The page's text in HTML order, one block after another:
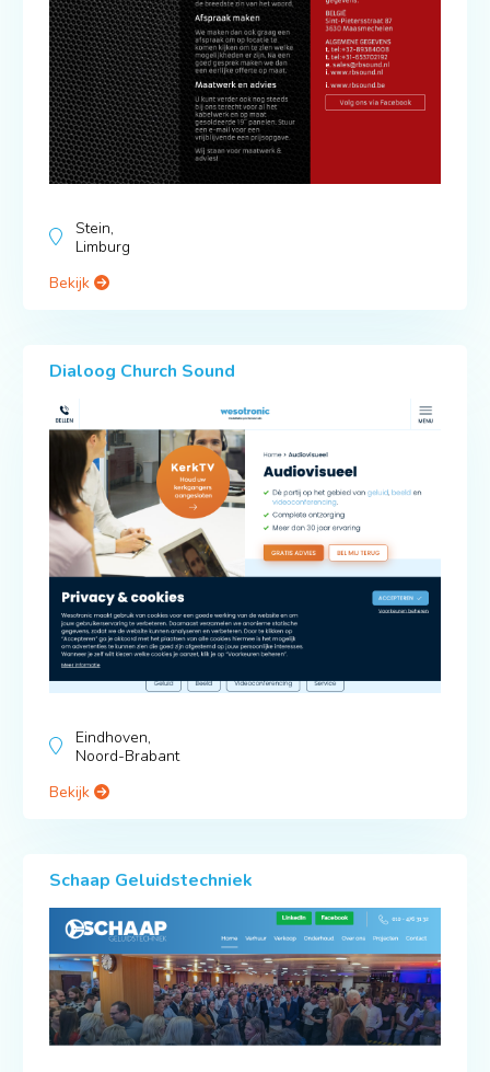
Stein,
Limburg
Bekijk
Dialoog Church Sound
Eindhoven,
Noord-Brabant
Bekijk
Schaap Geluidstechniek